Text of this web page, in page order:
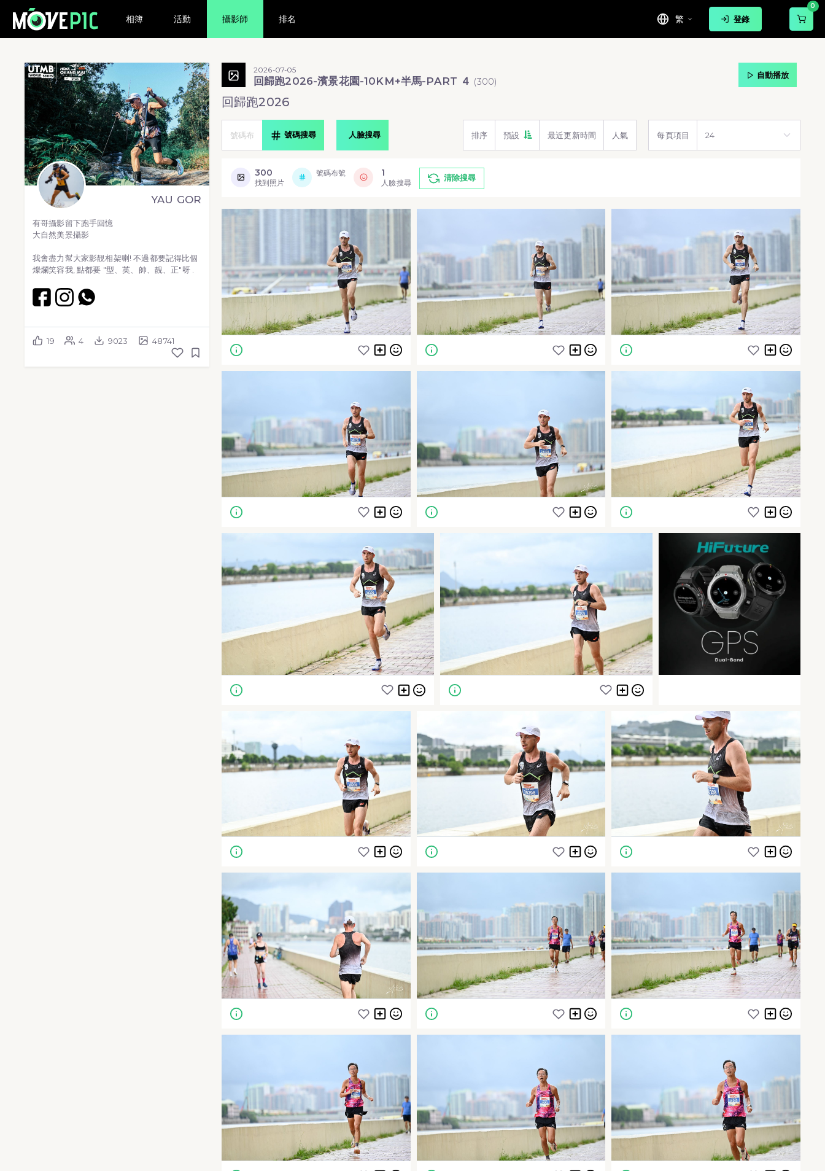
相簿 活動 攝影師 排名 繁 登錄
0
YAU GOR
有哥攝影留下跑手回憶
大自然美景攝影
我會盡力幫大家影靚相架喇! 不過都要記得比個
燦爛笑容我, 點都要 "型、英、帥、靚、正"呀 .
19 4 9023 48741
2026-07-05
回歸跑2026-濱景花園-10KM+半馬-PART ４ (300)
自動播放
回歸跑2026
號碼搜尋 人臉搜尋 排序 預設 最近更新時間 人氣 每頁項目
300
找到照片
號碼布號 1
人臉搜尋
清除搜尋